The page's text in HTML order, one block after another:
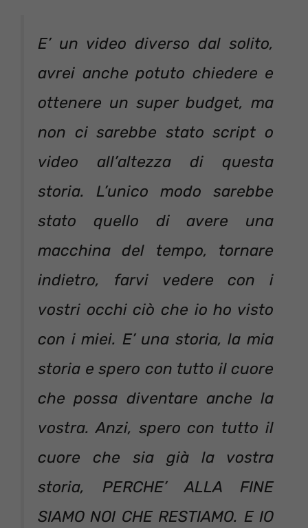
E’ un video diverso dal solito,
avrei anche potuto chiedere e
ottenere un super budget, ma
non ci sarebbe stato script o
video all’altezza di questa
storia. L’unico modo sarebbe
stato quello di avere una
macchina del tempo, tornare
indietro, farvi vedere con i
vostri occhi ciò che io ho visto
con i miei. E’ una storia, la mia
storia e spero con tutto il cuore
che possa diventare anche la
vostra. Anzi, spero con tutto il
cuore che sia già la vostra
storia, PERCHE’ ALLA FINE
SIAMO NOI CHE RESTIAMO. E IO